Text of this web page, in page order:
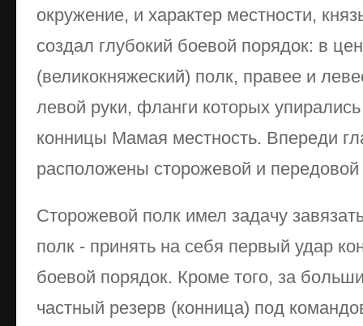
окружение, и характер местности,
создал глубокий боевой порядок: в
(великокняжеский) полк, правее и
левой руки, фланги которых
конницы Мамая местность. Впереди
расположены сторожевой и передовой
Сторожевой полк имел задачу
полк - принять на себя первый удар
боевой порядок. Кроме того, за
частный резерв (конница) под